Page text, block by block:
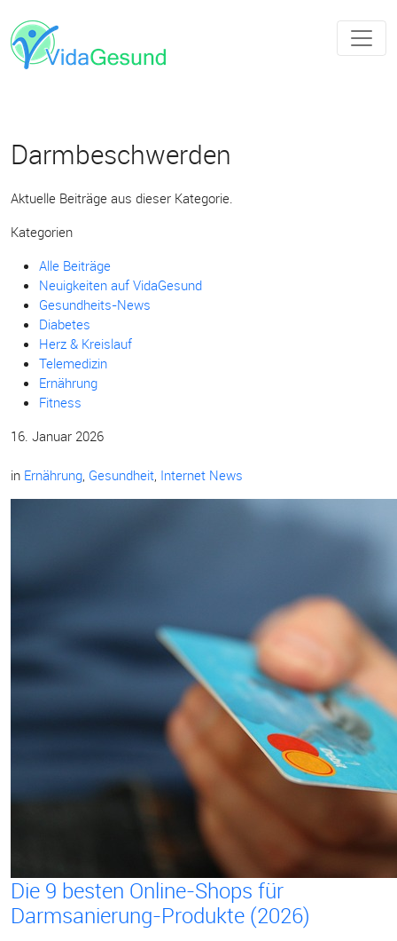
Darmbeschwerden
Aktuelle Beiträge aus dieser Kategorie.
Kategorien
Alle Beiträge
Neuigkeiten auf VidaGesund
Gesundheits-News
Diabetes
Herz & Kreislauf
Telemedizin
Ernährung
Fitness
16. Januar 2026
in Ernährung, Gesundheit, Internet News
Die 9 besten Online-Shops für
Darmsanierung-Produkte (2026)